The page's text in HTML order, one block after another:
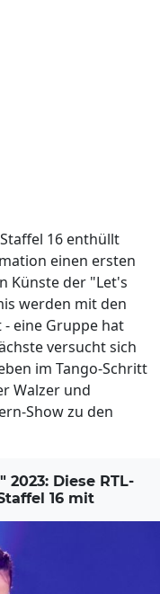
16 enthüllt
einen ersten
Künste der "Let's
werden mit den
eine Gruppe hat
versucht sich
im Tango-Schritt
Walzer und
Show zu den
2023: Diese RTL-
16 mit